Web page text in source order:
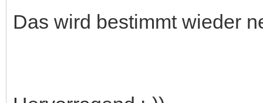
Das wird bestimmt wieder